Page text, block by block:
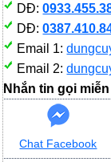
DĐ:
DĐ:
Email 1:
Email 2:
Nhắn tin gọi
Chat Facebook